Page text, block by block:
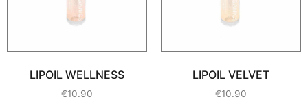
LIPOIL WELLNESS
€10.90
LIPOIL VELVET
€10.90